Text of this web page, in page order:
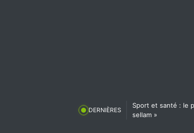
DERNIÈRES
Sport et santé : le
sellam »